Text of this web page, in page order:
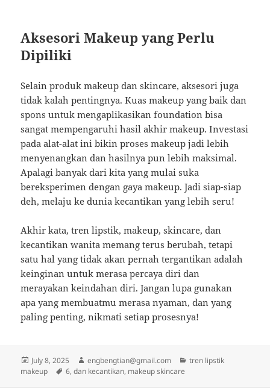
Aksesori Makeup yang Perlu
Dipiliki
Selain produk makeup dan skincare, aksesori juga
tidak kalah pentingnya. Kuas makeup yang baik dan
spons untuk mengaplikasikan foundation bisa
sangat mempengaruhi hasil akhir makeup. Investasi
pada alat-alat ini bikin proses makeup jadi lebih
menyenangkan dan hasilnya pun lebih maksimal.
Apalagi banyak dari kita yang mulai suka
bereksperimen dengan gaya makeup. Jadi siap-siap
deh, melaju ke dunia kecantikan yang lebih seru!
Akhir kata, tren lipstik, makeup, skincare, dan
kecantikan wanita memang terus berubah, tetapi
satu hal yang tidak akan pernah tergantikan adalah
keinginan untuk merasa percaya diri dan
merayakan keindahan diri. Jangan lupa gunakan
apa yang membuatmu merasa nyaman, dan yang
paling penting, nikmati setiap prosesnya!
Posted
on
July 8, 2025 Author
engbengtian@gmail.com Categories
tren lipstik
makeup
Tags
6,dan kecantikan, makeup skincare